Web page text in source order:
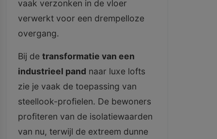
vaak verzonken in de vloer
verwerkt voor een drempelloze
overgang.
Bij de transformatie van een
industrieel pand naar luxe lofts
zie je vaak de toepassing van
steellook-profielen. De bewoners
profiteren van de isolatiewaarden
van nu, terwijl de extreem dunne